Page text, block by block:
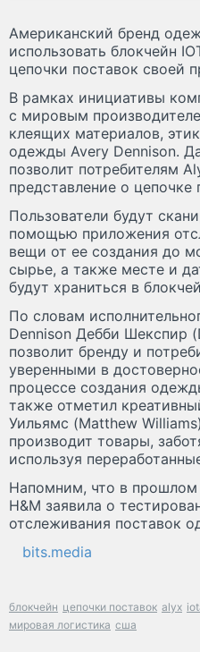
Американский бренд
использовать блокчейн
цепочки поставок своей
В рамках инициативы
с мировым
клеящих материалов,
одежды Avery Dennison.
позволит потребителям
представление о цепочке
Пользователи будут
помощью приложения
вещи от ее создания до
сырье, а также месте и
будут храниться в
По словам
Dennison Дебби Шекспир
позволит бренду и
уверенными в
процессе создания
также отметил
Уильямс (Matthew
производит товары,
используя
Напомним, что в прошлом
H&M заявила о
отслеживания поставок
bits.media
блокчейн цепочки поставок alyx
мировая логистика сша